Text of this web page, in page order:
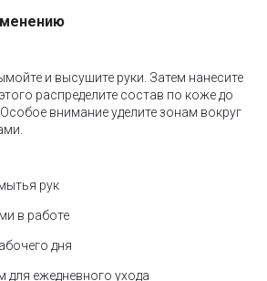
и высушите руки. Затем нанесите
распределите состав по коже до
внимание уделите зонам вокруг
рук
в работе
дня
для ежедневного ухода